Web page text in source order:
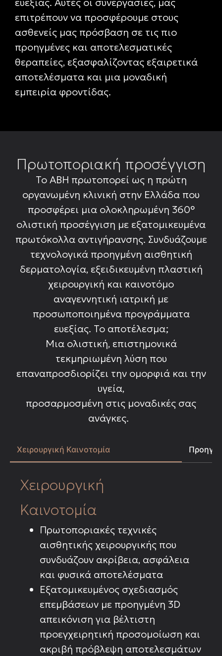
επιτρέπουν να προσφέρουμε στους
ασθενείς μας πρόσβαση σε τις πιο
προηγμένες και αποτελεσματικές
θεραπείες, εξασφαλίζοντας εξαιρετικά
αποτελέσματα και μια μοναδική
εμπειρία φροντίδας.
Πρωτοποριακή προσέγγιση
Το ABH πρωτοπορεί ως η πρώτη
οργανωμένη κλινική στην Ελλάδα που
προσφέρει μια ολοκληρωμένη 360°
oλιστική προσέγγιση με εξατομικευμένα
πρωτόκολλα αντιγήρανσης. Συνδυάζουμε
τεχνολογικά προηγμένη αισθητική
δερματολογία, εξειδικευμένη πλαστική
χειρουργική και καινοτόμο
αναγεννητική ιατρική με
προσωποποιημένα προγράμματα
ευεξίας. Το αποτέλεσμα;
Μια ολιστική, επιστημονικά
τεκμηριωμένη λύση που
επαναπροσδιορίζει την ομορφιά και την
υγεία,
προσαρμοσμένη στις μοναδικές σας
ανάγκες.
Χειρουργική Καινοτομία
Χειρουργική
Καινοτομία
Πρωτοποριακές τεχνικές
αισθητικής χειρουργικής που
συνδυάζουν ακρίβεια, ασφάλεια
και φυσικά αποτελέσματα
Εξατομικευμένος σχεδιασμός
επεμβάσεων με προηγμένη 3D
απεικόνιση για βέλτιστη
προεγχειρητική προσομοίωση και
ακριβή πρόβλεψη αποτελεσμάτων